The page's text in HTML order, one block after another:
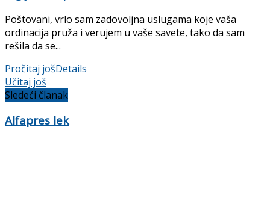
Poštovani, vrlo sam zadovoljna uslugama koje vaša
ordinacija pruža i verujem u vaše savete, tako da sam
rešila da se...
Pročitaj jošDetails
Učitaj još
Sledeći članak
Alfapres lek